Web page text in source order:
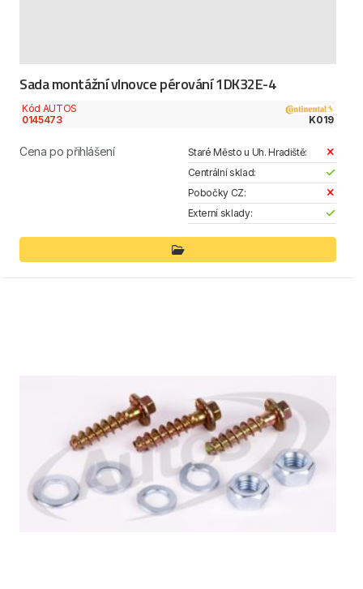
Sada montážní vlnovce pérování 1DK32E-4
Kód AUTOS
0145473
K019
Cena po přihlášení
Staré Město u Uh. Hradiště:
Centrální sklad:
Pobočky CZ:
Externí sklady: